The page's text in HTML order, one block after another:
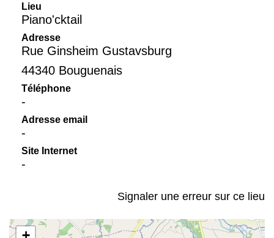
Lieu
Piano'cktail
Adresse
Rue Ginsheim Gustavsburg
44340 Bouguenais
Téléphone
-
Adresse email
-
Site Internet
-
Signaler une erreur sur ce lieu